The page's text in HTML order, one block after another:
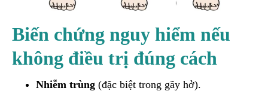
Biến chứng nguy hiểm nếu
không điều trị đúng cách
Nhiễm trùng (đặc biệt trong gãy hở).